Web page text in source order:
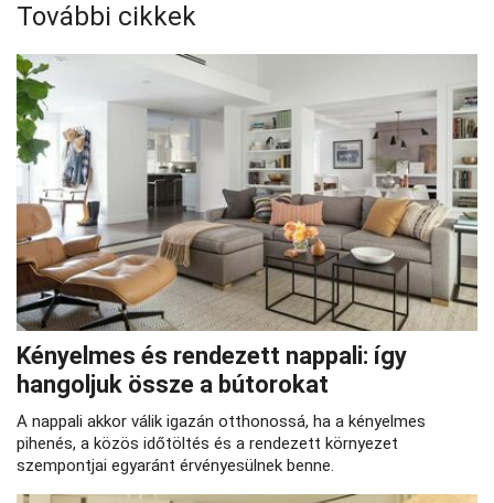
További cikkek
Kényelmes és rendezett nappali: így
hangoljuk össze a bútorokat
A nappali akkor válik igazán otthonossá, ha a kényelmes
pihenés, a közös időtöltés és a rendezett környezet
szempontjai egyaránt érvényesülnek benne.